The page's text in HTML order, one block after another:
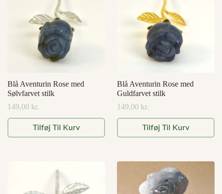
Blå Aventurin Rose med
Sølvfarvet stilk
149,00 kr.
Tilføj Til Kurv
Blå Aventurin Rose med
Guldfarvet stilk
149,00 kr.
Tilføj Til Kurv